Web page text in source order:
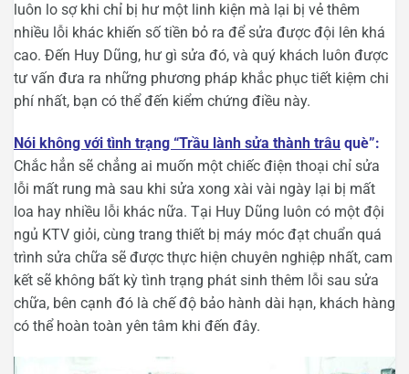
luôn lo sợ khi chỉ bị hư một linh kiện mà lại bị vẻ thêm
nhiều lỗi khác khiến số tiền bỏ ra để sửa được đội lên khá
cao. Đến Huy Dũng, hư gì sửa đó, và quý khách luôn được
tư vấn đưa ra những phương pháp khắc phục tiết kiệm chi
phí nhất, bạn có thể đến kiểm chứng điều này.
Nói không với tình trạng “Trầu lành sửa thành trâu què”:
Chắc hẳn sẽ chẳng ai muốn một chiếc điện thoại chỉ sửa
lỗi mất rung mà sau khi sửa xong xài vài ngày lại bị mất
loa hay nhiều lỗi khác nữa. Tại Huy Dũng luôn có một đội
ngủ KTV giỏi, cùng trang thiết bị máy móc đạt chuẩn quá
trình sửa chữa sẽ được thực hiện chuyên nghiệp nhất, cam
kết sẽ không bất kỳ tình trạng phát sinh thêm lỗi sau sửa
chữa, bên cạnh đó là chế độ bảo hành dài hạn, khách hàng
có thể hoàn toàn yên tâm khi đến đây.